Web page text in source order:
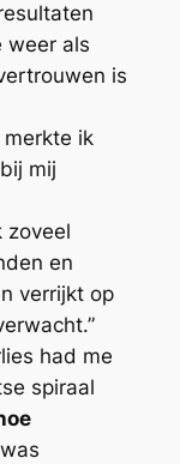
weer als
is
merkte ik
mij
zoveel
en
verrijkt op
had me
spiraal